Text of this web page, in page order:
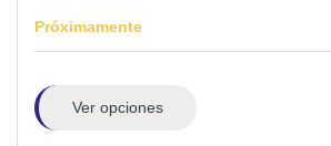
Próximamente
Ver opciones